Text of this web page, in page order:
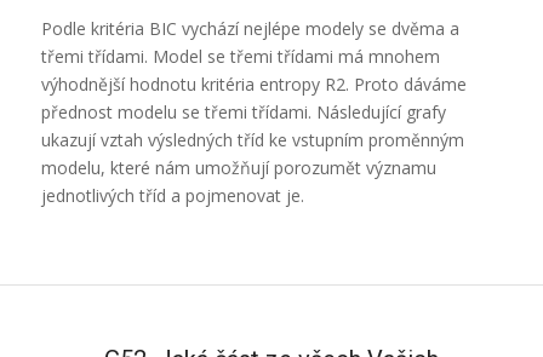
Podle kritéria BIC vychází nejlépe modely se dvěma a
třemi třídami. Model se třemi třídami má mnohem
výhodnější hodnotu kritéria entropy R2. Proto dáváme
přednost modelu se třemi třídami. Následující grafy
ukazují vztah výsledných tříd ke vstupním proměnným
modelu, které nám umožňují porozumět významu
jednotlivých tříd a pojmenovat je.